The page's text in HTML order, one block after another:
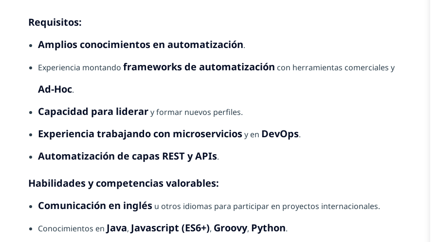
Requisitos:
Amplios conocimientos en automatización.
Experiencia montando frameworks de automatización con herramientas comerciales y
Ad-Hoc.
Capacidad para liderary formar nuevos perfiles.
Experiencia trabajando con microserviciosy en DevOps.
Automatización de capas REST y APIs.
Habilidades y competencias valorables:
Comunicación en inglés u otros idiomas para participar en proyectos internacionales.
Conocimientos en Java, Javascript (ES6+), Groovy, Python.